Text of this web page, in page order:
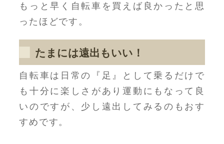
もっと早く自転車を買えば良かったと思
ったほどです。
たまには遠出もいい！
自転車は日常の『足』として乗るだけで
も十分に楽しさがあり運動にもなって良
いのですが、少し遠出してみるのもおす
すめです。